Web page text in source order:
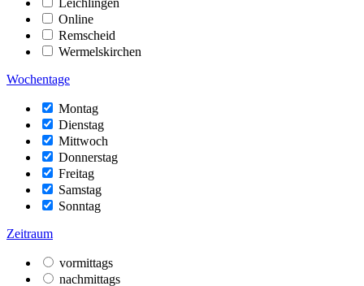
Online
Remscheid
Wermelskirchen
Wochentage
Montag
Dienstag
Mittwoch
Donnerstag
Freitag
Samstag
Sonntag
Zeitraum
vormittags
nachmittags